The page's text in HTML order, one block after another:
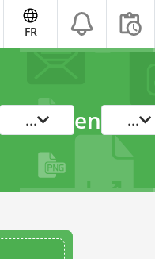
FR
... en ...